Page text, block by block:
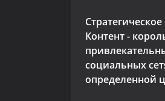
Контент -
социальных
определенной